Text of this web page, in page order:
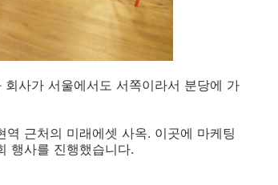
사가 서울에서도 서쪽이라서 분당에 가
근처의 미래에셋 사옥. 이곳에 마케팅
행사를 진행했습니다.